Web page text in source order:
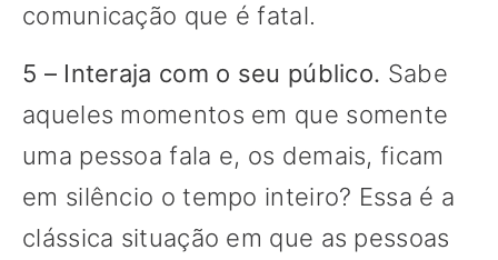
comunicação que é fatal.
5 – Interaja com o seu público. Sabe
aqueles momentos em que somente
uma pessoa fala e, os demais, ficam
em silêncio o tempo inteiro? Essa é a
clássica situação em que as pessoas